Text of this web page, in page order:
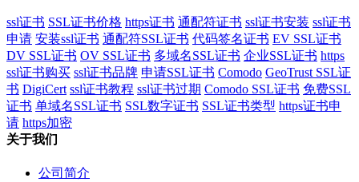
ssl证书 SSL证书价格 https证书 通配符证书 ssl证书安装 ssl证书
申请 安装ssl证书 通配符SSL证书 代码签名证书 EV SSL证书
DV SSL证书 OV SSL证书 多域名SSL证书 企业SSL证书 https
ssl证书购买 ssl证书品牌 申请SSL证书 Comodo GeoTrust SSL证
书 DigiCert ssl证书教程 ssl证书过期 Comodo SSL证书 免费SSL
证书 单域名SSL证书 SSL数字证书 SSL证书类型 https证书申
请 https加密
关于我们
公司简介